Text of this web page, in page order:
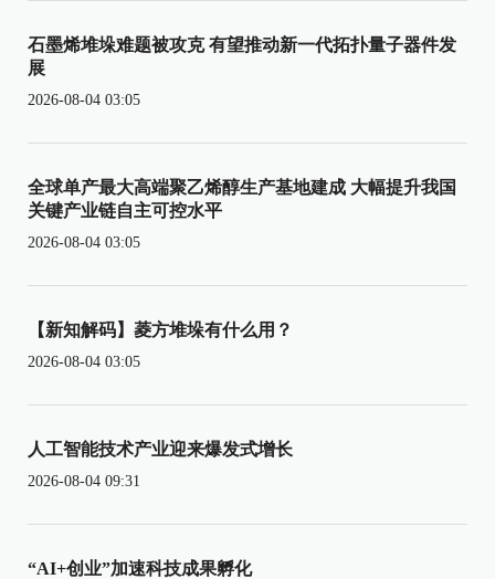
石墨烯堆垛难题被攻克 有望推动新一代拓扑量子器件发
展
2026-08-04 03:05
全球单产最大高端聚乙烯醇生产基地建成 大幅提升我国
关键产业链自主可控水平
2026-08-04 03:05
【新知解码】菱方堆垛有什么用？
2026-08-04 03:05
人工智能技术产业迎来爆发式增长
2026-08-04 09:31
“AI+创业”加速科技成果孵化